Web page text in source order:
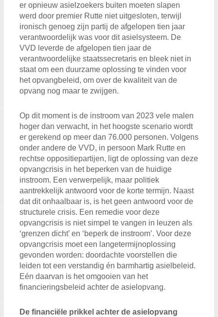
er opnieuw asielzoekers buiten moeten slapen
werd door premier Rutte niet uitgesloten, terwijl
ironisch genoeg zijn partij de afgelopen tien jaar
verantwoordelijk was voor dit asielsysteem. De
VVD leverde de afgelopen tien jaar de
verantwoordelijke staatssecretaris en bleek niet in
staat om een duurzame oplossing te vinden voor
het opvangbeleid, om over de kwaliteit van de
opvang nog maar te zwijgen.
Op dit moment is de instroom van 2023 vele malen
hoger dan verwacht, in het hoogste scenario wordt
er gerekend op meer dan 76.000 personen. Volgens
onder andere de VVD, in persoon Mark Rutte en
rechtse oppositiepartijen, ligt de oplossing van deze
opvangcrisis in het beperken van de huidige
instroom. Een verwerpelijk, maar politiek
aantrekkelijk antwoord voor de korte termijn. Naast
dat dit onhaalbaar is, is het geen antwoord voor de
structurele crisis. Een remedie voor deze
opvangcrisis is niet simpel te vangen in leuzen als
‘grenzen dicht’ en ‘beperk de instroom’. Voor deze
opvangcrisis moet een langetermijnoplossing
gevonden worden: doordachte voorstellen die
leiden tot een verstandig én barmhartig asielbeleid.
Eén daarvan is het omgooien van het
financieringsbeleid achter de asielopvang.
De financiële prikkel achter de asielopvang